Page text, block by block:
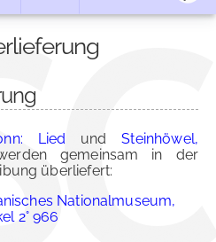
Lied undSteinhöwel,
gemeinsam in der
überliefert:
Nationalmuseum,
2° 966